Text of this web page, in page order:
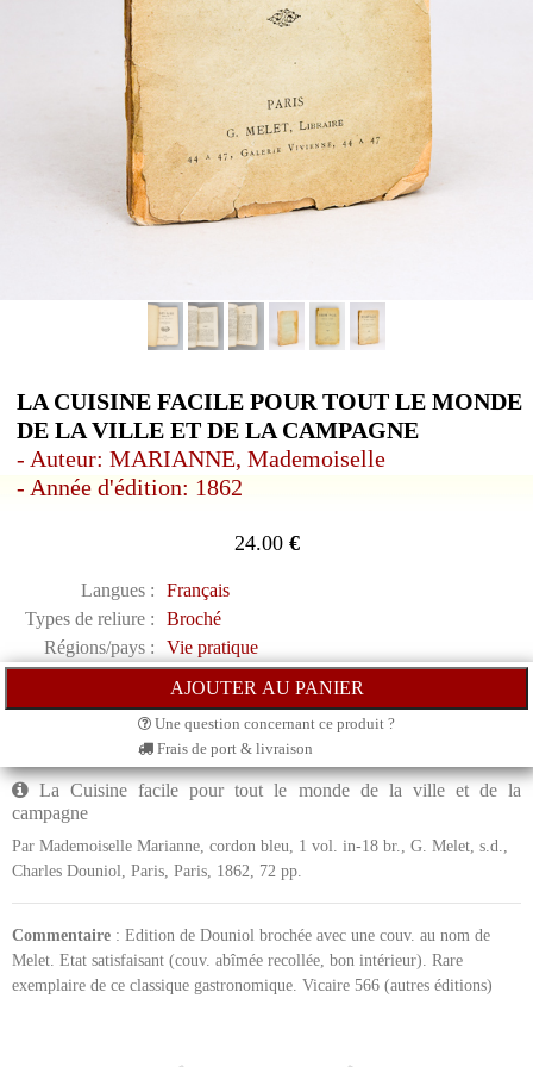
LA CUISINE FACILE POUR TOUT LE MONDE
DE LA VILLE ET DE LA CAMPAGNE
- Auteur: MARIANNE, Mademoiselle
- Année d'édition: 1862
24.00€
Langues :
Français
Types de reliure :
Broché
Régions/pays :
Vie pratique
Une question concernant ce produit ?
Frais de port & livraison
La Cuisine facile pour tout le monde de la ville et de la
campagne
Par Mademoiselle Marianne, cordon bleu, 1 vol. in-18 br., G. Melet, s.d.,
Charles Douniol, Paris, Paris, 1862, 72 pp.
Commentaire : Edition de Douniol brochée avec une couv. au nom de
Melet. Etat satisfaisant (couv. abîmée recollée, bon intérieur). Rare
exemplaire de ce classique gastronomique. Vicaire 566 (autres éditions)